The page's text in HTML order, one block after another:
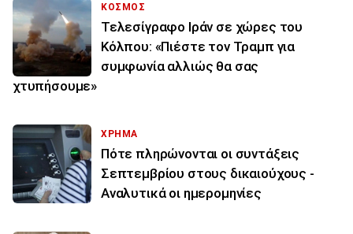
ΚΟΣΜΟΣ
Τελεσίγραφο Ιράν σε χώρες του
Κόλπου: «Πιέστε τον Τραμπ για
συμφωνία αλλιώς θα σας
χτυπήσουμε»
ΧΡΗΜΑ
Πότε πληρώνονται οι συντάξεις
Σεπτεμβρίου στους δικαιούχους -
Αναλυτικά οι ημερομηνίες